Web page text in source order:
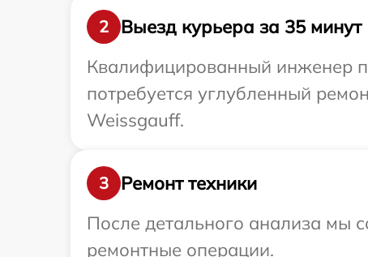
2
Выезд курьера за 35 минут
Квалифицированный инженер
потребуется углубленный
Weissgauff.
3
Ремонт техники
После детального анализа мы
ремонтные операции.